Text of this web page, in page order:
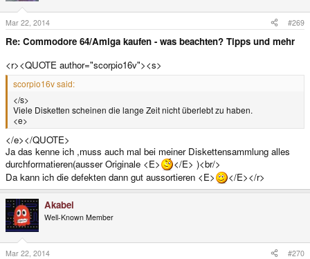
Mar 22, 2014 #269
Re: Commodore 64/Amiga kaufen - was beachten? Tipps und mehr
<r><QUOTE author="scorpio16v"><s>
scorpio16v said:
</s>
Viele Disketten scheinen die lange Zeit nicht überlebt zu haben.
<e>
</e></QUOTE>
Ja das kenne ich ,muss auch mal bei meiner Diskettensammlung alles
durchformatieren(ausser Originale <E>
</E> )<br/>
Da kann ich die defekten dann gut aussortieren <E>
</E></r>
Akabei
Well-Known Member
Mar 22, 2014 #270